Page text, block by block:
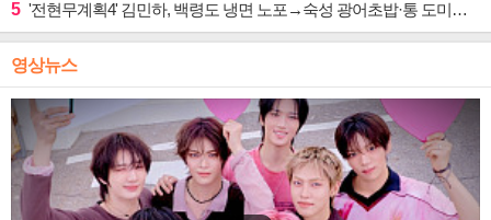
5 '전현무계획4' 김민하, 백령도 냉면 노포→숙성 광어초밥·통 도미찜 맛집 탐방
영상뉴스